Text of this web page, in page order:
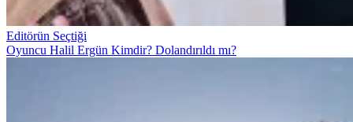
Editörün Seçtiği
Oyuncu Halil Ergün Kimdir? Dolandırıldı mı?